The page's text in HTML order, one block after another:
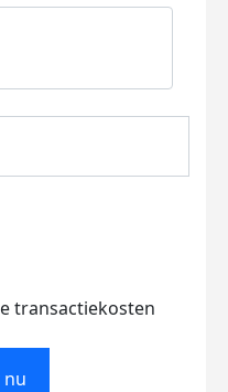
transactiekosten
nu